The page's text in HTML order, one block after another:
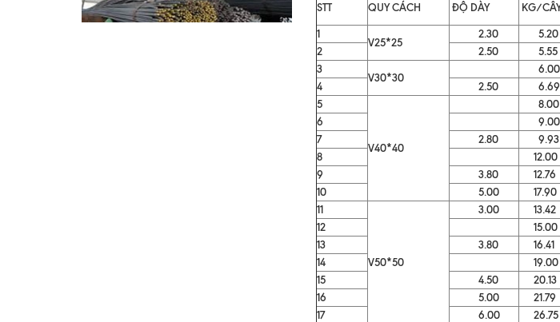
STT QUY CÁCH ĐỘ DÀY KG/
1
V25*25
2.30 5.20
2
2.50 5.55
3
V30*30
6.00
4
2.50 6.69
5
V40*40
8.00
6
9.00
7
2.80 9.93
8
12.00
9
3.80 12.76
10
5.00 17.90
11
V50*50
3.00 13.42
12
15.00
13
3.80 16.41
14
19.00
15
4.50 20.13
16
5.00 21.79
17
6.00 26.75